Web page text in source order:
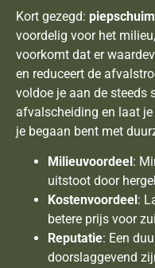
Kort gezegd:
voordelig voor het
voorkomt dat er
en reduceert de
voldoe je aan de steeds
afvalscheiding en laat
je begaan bent met
Milieuvoordeel :
uitstoot door
Kostenvoordeel :
betere prijs voor
Reputatie: Een
doorslaggevend